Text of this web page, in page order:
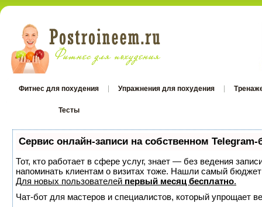
Фитнес для похудения Упражнения для похудения
Тесты
Сервис онлайн-записи на собственном Telegram-
Тот, кто работает в сфере услуг, знает — без ведения
напоминать клиентам о визитах тоже. Нашли самый
Для новых пользователей первый месяц бесплатно.
Чат-бот для мастеров и специалистов, который упрощает